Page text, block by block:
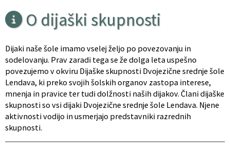
O dijaški skupnosti
Dijaki naše šole imamo vselej željo po povezovanju in
sodelovanju. Prav zaradi tega se že dolga leta uspešno
povezujemo v okviru Dijaške skupnosti Dvojezične srednje šole
Lendava, ki preko svojih šolskih organov zastopa interese,
mnenja in pravice ter tudi dolžnosti naših dijakov. Člani dijaške
skupnosti so vsi dijaki Dvojezične srednje šole Lendava. Njene
aktivnosti vodijo in usmerjajo predstavniki razrednih
skupnosti.